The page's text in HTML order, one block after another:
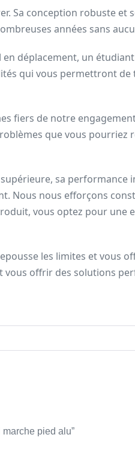
Sa conception robuste
années sans
déplacement, un
qui vous permettront
fiers de notre
que vous
sa performance
Nous nous efforçons
vous optez pour
les limites et vous
offrir des solutions
pied alu”